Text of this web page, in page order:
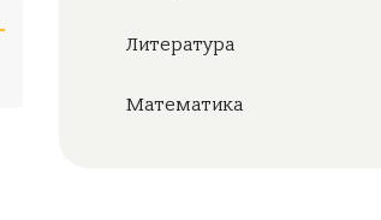
Литература
Математика